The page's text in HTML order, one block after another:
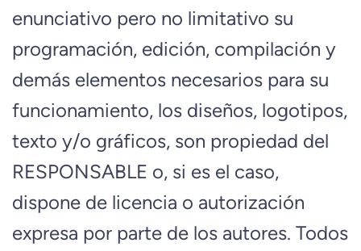
enunciativo pero no limitativo su
programación, edición, compilación y
demás elementos necesarios para su
funcionamiento, los diseños, logotipos,
texto y/o gráficos, son propiedad del
RESPONSABLE o, si es el caso,
dispone de licencia o autorización
expresa por parte de los autores. Todos